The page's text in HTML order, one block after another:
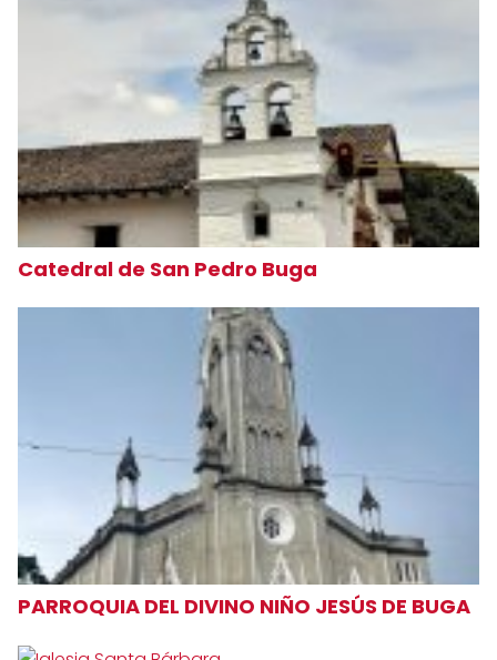
Catedral de San Pedro Buga
PARROQUIA DEL DIVINO NIÑO JESÚS DE BUGA